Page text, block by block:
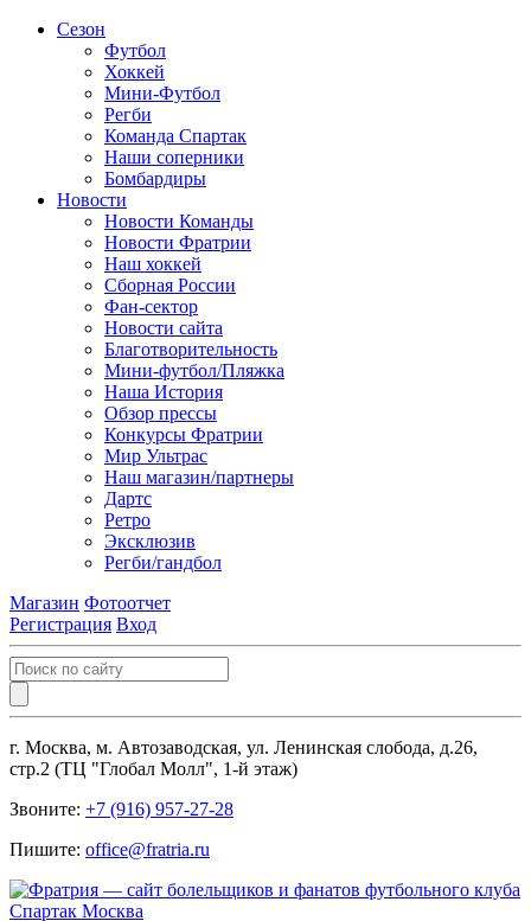
Сезон
Футбол
Хоккей
Мини-Футбол
Регби
Команда Спартак
Наши соперники
Бомбардиры
Новости
Новости Команды
Новости Фратрии
Наш хоккей
Сборная России
Фан-cектор
Новости сайта
Благотворительность
Мини-футбол/Пляжка
Наша История
Обзор прессы
Конкурсы Фратрии
Мир Ультрас
Наш магазин/партнеры
Дартс
Ретро
Эксклюзив
Регби/гандбол
Магазин Фотоотчет
Регистрация Вход
г. Москва, м. Автозаводская, ул. Ленинская слобода, д.26,
стр.2 (ТЦ "Глобал Молл", 1-й этаж)
Звоните: +7 (916) 957-27-28
Пишите: office@fratria.ru